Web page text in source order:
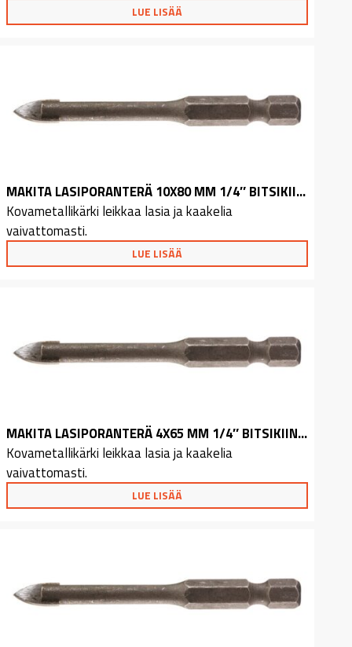
LUE LISÄÄ
MAKITA LASIPORANTERÄ 10X80 MM 1/4″ BITSIKIINN.
Kovametallikärki leikkaa lasia ja kaakelia
vaivattomasti.
LUE LISÄÄ
MAKITA LASIPORANTERÄ 4X65 MM 1/4″ BITSIKIINNITYS
Kovametallikärki leikkaa lasia ja kaakelia
vaivattomasti.
LUE LISÄÄ